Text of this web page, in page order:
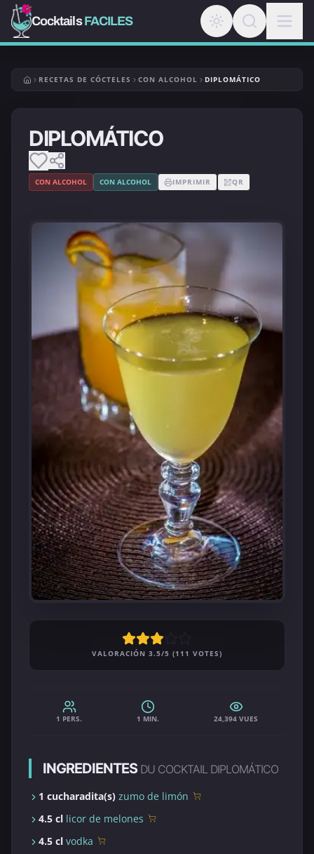
CocktailsFACILES
RECETAS DE CÓCTELES CON ALCOHOL DIPLOMÁTICO
DIPLOMÁTICO
CON ALCOHOL CON ALCOHOL IMPRIMIR QR
VALORACIÓN 3.5/5 (111 VOTES)
1 PERS. 1 MIN. 24,394 VUES
INGREDIENTES DU COCKTAIL DIPLOMÁTICO
1 cucharadita(s) zumo de limón
4.5 cl licor de melones
4.5 cl vodka